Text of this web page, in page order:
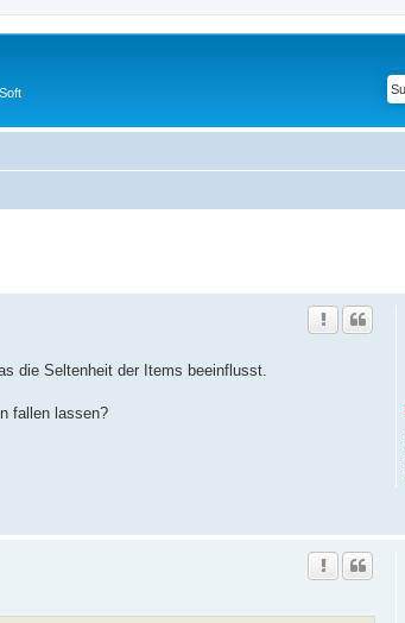
die Seltenheit der Items beeinflusst.
fallen lassen?